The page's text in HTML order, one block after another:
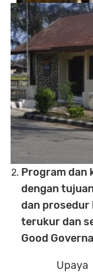
Program dan
dengan
dan prosedur
terukur dan
Good